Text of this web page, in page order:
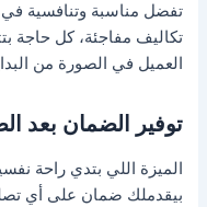
تفضل مناسبة وتنافسية
تكاليف مفاجئة، كل حاجة
العميل في الصورة من
توفير الضمان بعد
الميزة اللي بتدي راحة
بيقدملك ضمان على أي